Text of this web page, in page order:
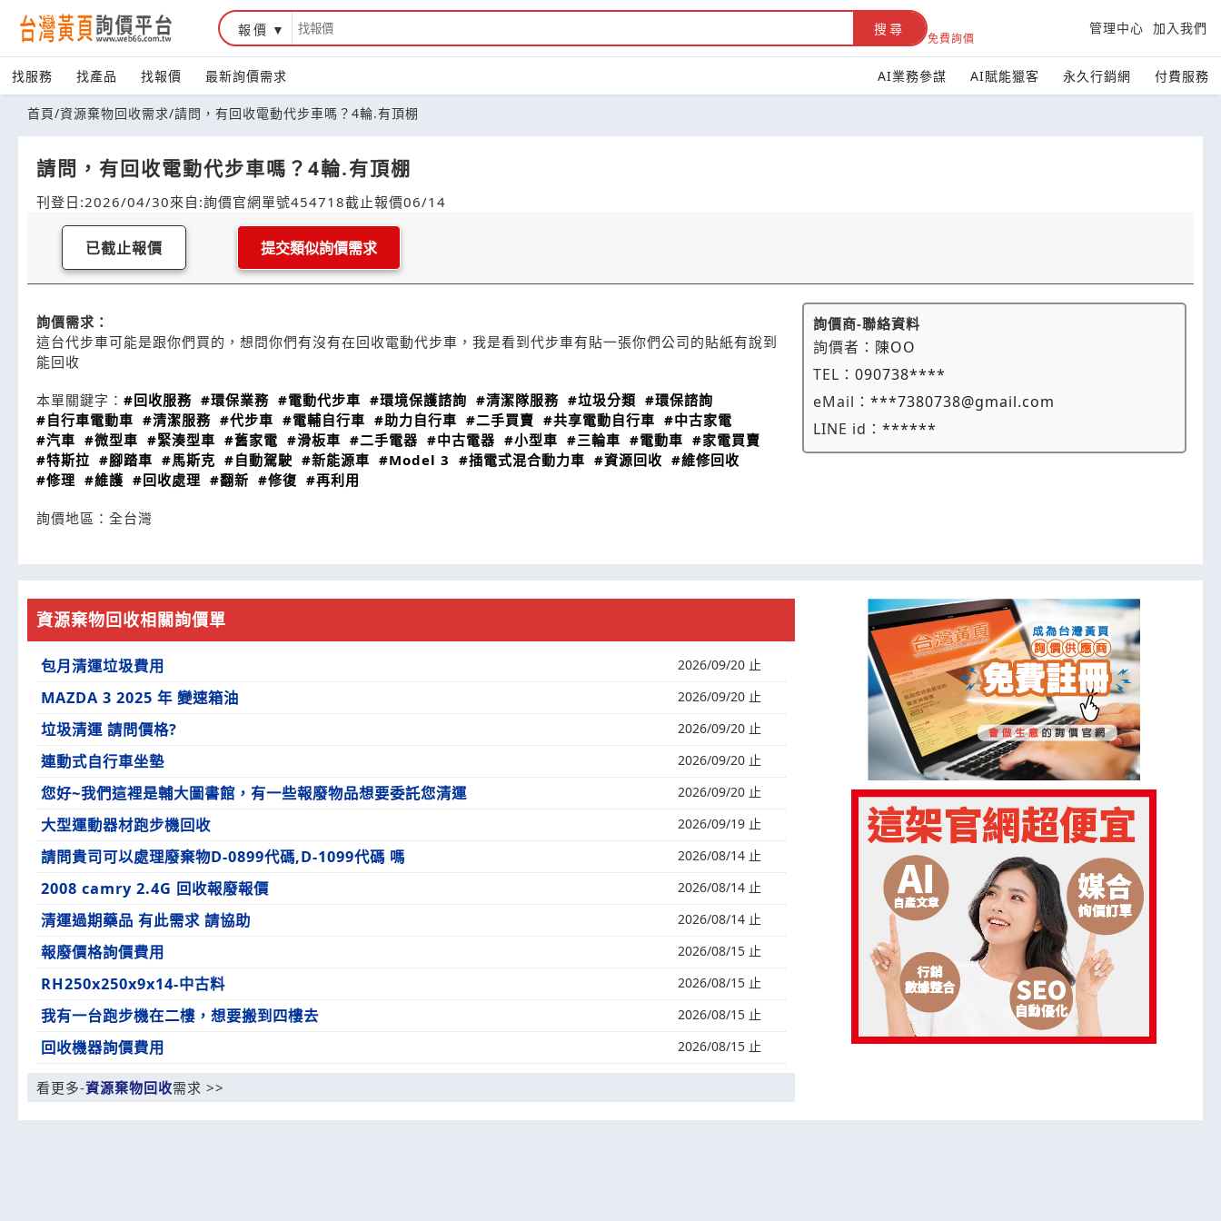
報價 搜尋
免費詢價
管理中心 加入我們
找服務 找產品 找報價 最新詢價需求 AI業務參謀 AI賦能獵客 永久行銷網 付費服務
首頁/資源棄物回收需求/請問，有回收電動代步車嗎？4輪.有頂棚
請問，有回收電動代步車嗎？4輪.有頂棚
刊登日:2026/04/30來自:詢價官網單號454718截止報價06/14
已截止報價 提交類似詢價需求
詢價需求：
這台代步車可能是跟你們買的，想問你們有沒有在回收電動代步車，我是看到代步車有貼一張你們公司的貼紙有說到
能回收
本單關鍵字： #回收服務 #環保業務 #電動代步車 #環境保護諮詢 #清潔隊服務 #垃圾分類 #環保諮詢
#自行車電動車 #清潔服務 #代步車 #電輔自行車 #助力自行車 #二手買賣 #共享電動自行車 #中古家電
#汽車 #微型車 #緊湊型車 #舊家電 #滑板車 #二手電器 #中古電器 #小型車 #三輪車 #電動車 #家電買賣
#特斯拉 #腳踏車 #馬斯克 #自動駕駛 #新能源車 #Model 3 #插電式混合動力車 #資源回收 #維修回收
#修理 #維護 #回收處理 #翻新 #修復 #再利用
詢價地區： 全台灣
詢價商-聯絡資料
詢價者： 陳OO
TEL：090738****
eMail：***7380738@gmail.com
LINE id：******
資源棄物回收相關詢價單
包月清運垃圾費用 2026/09/20 止
MAZDA 3 2025 年 變速箱油 2026/09/20 止
垃圾清運 請問價格? 2026/09/20 止
連動式自行車坐墊 2026/09/20 止
您好~我們這裡是輔大圖書館，有一些報廢物品想要委託您清運 2026/09/20 止
大型運動器材跑步機回收 2026/09/19 止
請問貴司可以處理廢棄物D-0899代碼,D-1099代碼 嗎 2026/08/14 止
2008 camry 2.4G 回收報廢報價 2026/08/14 止
清運過期藥品 有此需求 請協助 2026/08/14 止
報廢價格詢價費用 2026/08/15 止
RH250x250x9x14-中古料 2026/08/15 止
我有一台跑步機在二樓，想要搬到四樓去 2026/08/15 止
回收機器詢價費用 2026/08/15 止
看更多-資源棄物回收需求 >>